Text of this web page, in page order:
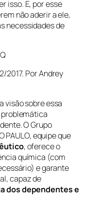
isso. E, por esse
não aderir a ele,
necessidades de
2017. Por Andrey
visão sobre essa
problemática
O Grupo
PAULO, equipe que
, oferece o
química (com
e garante
capaz de
dos dependentes e